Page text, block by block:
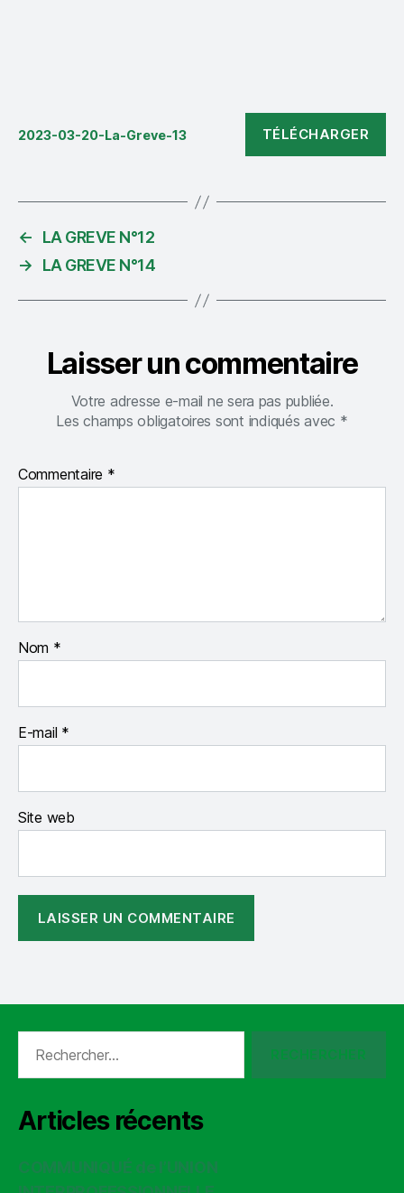
2023-03-20-La-Greve-13 TÉLÉCHARGER
←
LA GREVE N°12
→
LA GREVE N°14
Laisser un commentaire
Votre adresse e-mail ne sera pas publiée.
Les champs obligatoires sont indiqués avec *
Commentaire *
Nom *
E-mail *
Site web
Articles récents
COMMUNIQUÉ de l’UNION